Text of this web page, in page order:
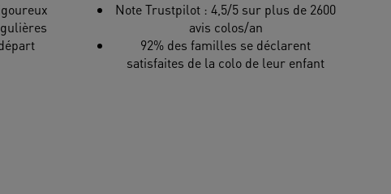
Note Trustpilot : 4,5/5 sur plus de 2600
avis colos/an
92% des familles se déclarent
satisfaites de la colo de leur enfant